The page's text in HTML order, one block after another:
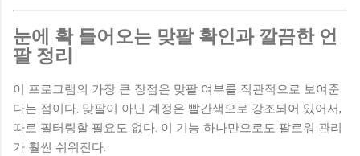
눈에 확 들어오는 맞팔 확인과 깔끔한 언
팔 정리
이 프로그램의 가장 큰 장점은 맞팔 여부를 직관적으로 보여준
다는 점이다. 맞팔이 아닌 계정은 빨간색으로 강조되어 있어서,
따로 필터링할 필요도 없다. 이 기능 하나만으로도 팔로워 관리
가 훨씬 쉬워진다.